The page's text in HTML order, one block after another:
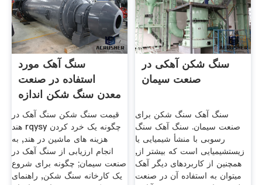
سنگ آهک مورد
استفاده در صنعت
معدن سنگ شکن اندازه
قیمت سنگ شکن سنگ آهک در
هند rqysy چگونه یک خرد کردن
هزینه های ماشین در هند, به
انجام ارزیابی از سنگ آهک در
صنعت سیمان; چگونه برای شروع
یک کارخانه سنگ شکن, راهنمای
سنگ شکن آهکی در
صنعت سیمان
سنگ آهک سنگ شکن برای
صنعت سیمان. سنگ آهک سنگ
رسوبی با منشأ شیمیایی یا
زیستشیمیایی است که بیشتر از,
همچنین از کاربردهای دیگر آهک
میتوان به استفاده آن در صنعت